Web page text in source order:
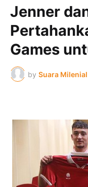
Jenner
Games
by Suara Milenial